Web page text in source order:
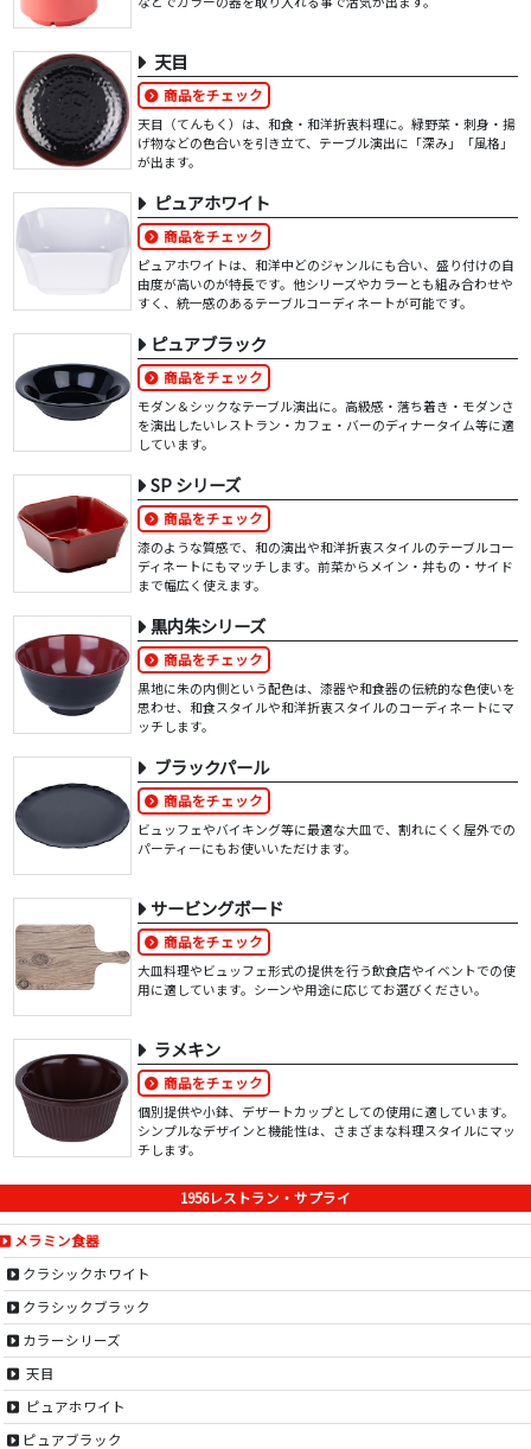
天目
商品をチェック
天目（てんもく）は、和食・和洋折衷料理に。緑野菜・刺身・揚
げ物などの色合いを引き立て、テーブル演出に「深み」「風格」
が出ます。
ピュアホワイト
商品をチェック
ピュアホワイトは、和洋中どのジャンルにも合い、盛り付けの自
由度が高いのが特長です。他シリーズやカラーとも組み合わせや
すく、統一感のあるテーブルコーディネートが可能です。
ピュアブラック
商品をチェック
モダン＆シックなテーブル演出に。高級感・落ち着き・モダンさ
を演出したいレストラン・カフェ・バーのディナータイム等に適
しています。
SP シリーズ
商品をチェック
漆のような質感で、和の演出や和洋折衷スタイルのテーブルコー
ディネートにもマッチします。前菜からメイン・丼もの・サイド
まで幅広く使えます。
黒内朱シリーズ
商品をチェック
黒地に朱の内側という配色は、漆器や和食器の伝統的な色使いを
思わせ、和食スタイルや和洋折衷スタイルのコーディネートにマ
ッチします。
ブラックパール
商品をチェック
ビュッフェやバイキング等に最適な大皿で、割れにくく屋外での
パーティーにもお使いいただけます。
サービングボード
商品をチェック
大皿料理やビュッフェ形式の提供を行う飲食店やイベントでの使
用に適しています。シーンや用途に応じてお選びください。
ラメキン
商品をチェック
個別提供や小鉢、デザートカップとしての使用に適しています。
シンプルなデザインと機能性は、さまざまな料理スタイルにマッ
チします。
1956レストラン・サプライ
メラミン食器
クラシックホワイト
クラシックブラック
カラーシリーズ
天目
ピュアホワイト
ピュアブラック